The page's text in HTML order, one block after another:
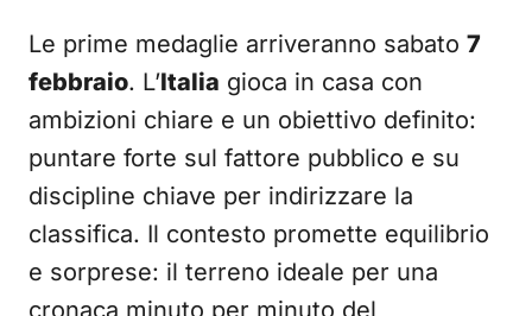
Le prime medaglie arriveranno sabato 7
febbraio. L’Italia gioca in casa con
ambizioni chiare e un obiettivo definito:
puntare forte sul fattore pubblico e su
discipline chiave per indirizzare la
classifica. Il contesto promette equilibrio
e sorprese: il terreno ideale per una
cronaca minuto per minuto del